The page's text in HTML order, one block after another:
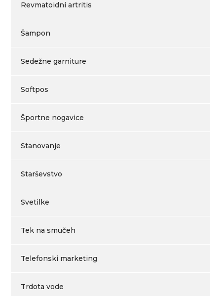
Revmatoidni artritis
Šampon
Sedežne garniture
Softpos
Športne nogavice
Stanovanje
Starševstvo
Svetilke
Tek na smučeh
Telefonski marketing
Trdota vode